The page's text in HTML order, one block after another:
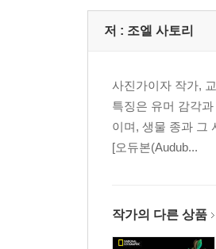
저 : 조엘 사토리
사진가이자 작가,
특징은 유머 감각
이며, 생물 종과 그
[오듀본(Audub...
작가의 다른 상품